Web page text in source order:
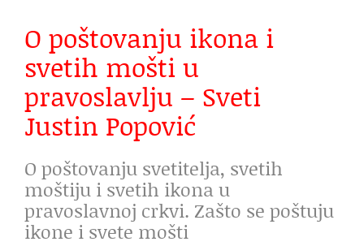
O poštovanju ikona i
svetih mošti u
pravoslavlju – Sveti
Justin Popović
O poštovanju svetitelja, svetih
moštiju i svetih ikona u
pravoslavnoj crkvi. Zašto se poštuju
ikone i svete mošti